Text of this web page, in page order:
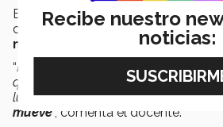
El especialista Tec advierte que
constante puede desviar la
metas, avances y capacidades.
“En un mundo sobresaturado de
que haces con los demás y siempre
lugar de esoencuentra en tu
mueve”, comenta el docente.
Recibe nuestro
noticias: